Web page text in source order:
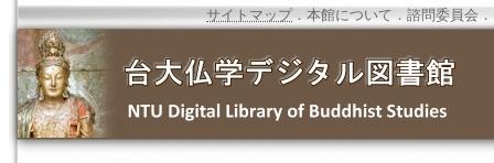
サイトマップ．本館について ．諮問委員会 ．